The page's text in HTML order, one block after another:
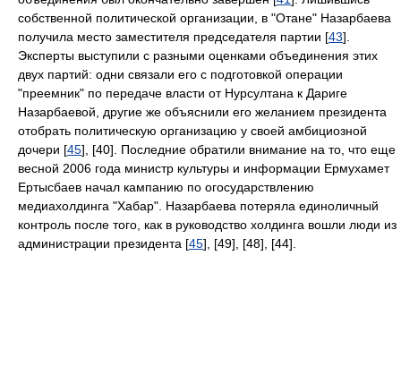
собственной политической организации, в "Отане" Назарбаева
получила место заместителя председателя партии [43].
Эксперты выступили с разными оценками объединения этих
двух партий: одни связали его с подготовкой операции
"преемник" по передаче власти от Нурсултана к Дариге
Назарбаевой, другие же объяснили его желанием президента
отобрать политическую организацию у своей амбициозной
дочери [45], [40]. Последние обратили внимание на то, что еще
весной 2006 года министр культуры и информации Ермухамет
Ертысбаев начал кампанию по огосударствлению
медиахолдинга "Хабар". Назарбаева потеряла единоличный
контроль после того, как в руководство холдинга вошли люди из
администрации президента [45], [49], [48], [44].